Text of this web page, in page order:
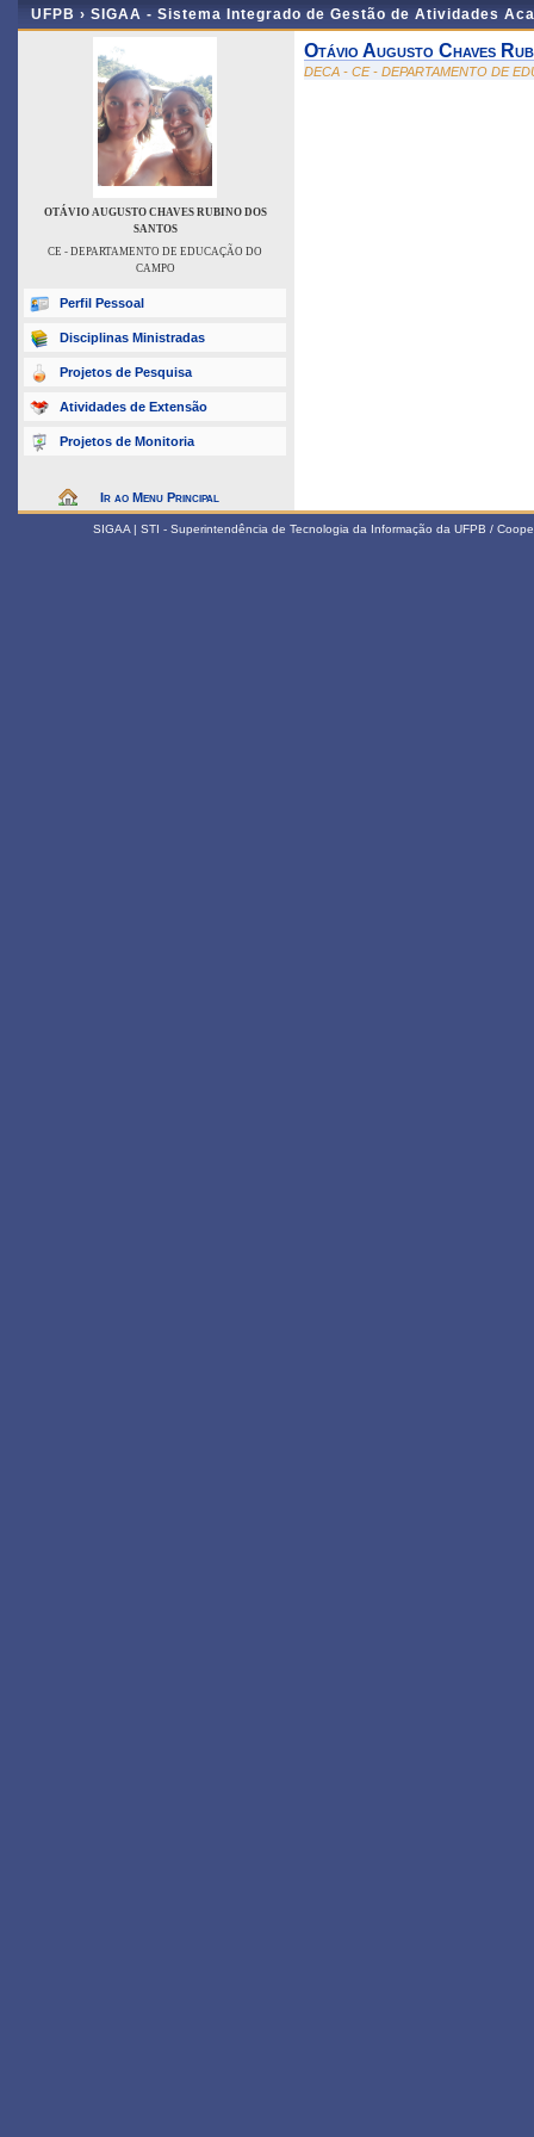
UFPB › SIGAA - Sistema Integrado de Gestão de Atividades
OTÁVIO AUGUSTO CHAVES RUBINO DOS
SANTOS
CE - DEPARTAMENTO DE EDUCAÇÃO DO
CAMPO
Perfil Pessoal
Disciplinas Ministradas
Projetos de Pesquisa
Atividades de Extensão
Projetos de Monitoria
Ir ao Menu Principal
Otávio Augusto Chaves
DECA - CE - DEPARTAMENTO DE
SIGAA | STI - Superintendência de Tecnologia da Informação da UFPB /